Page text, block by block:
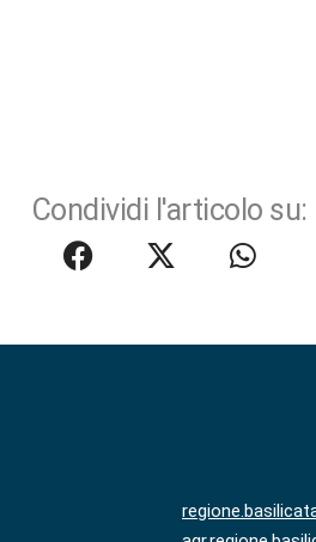
Condividi l'articolo su: